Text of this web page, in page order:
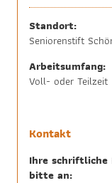
Standort:
Seniorenstift
Arbeitsumfang:
Voll- oder Teilzeit
Kontakt
Ihre schriftliche
bitte an: